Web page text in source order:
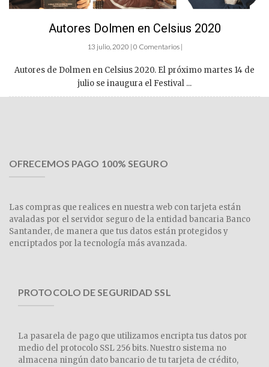
Autores Dolmen en Celsius 2020
13 julio, 2020 | 0 Comentarios |
Autores de Dolmen en Celsius 2020. El próximo martes 14 de
julio se inaugura el Festival ...
OFRECEMOS PAGO 100% SEGURO
Las compras que realices en nuestra web con tarjeta están
avaladas por el servidor seguro de la entidad bancaria Banco
Santander, de manera que tus datos están protegidos y
encriptados por la tecnología más avanzada.
PROTOCOLO DE SEGURIDAD SSL
La pasarela de pago que utilizamos encripta tus datos por
medio del protocolo SSL 256 bits. Nuestro sistema no
almacena ningún dato bancario de tu tarjeta de crédito,